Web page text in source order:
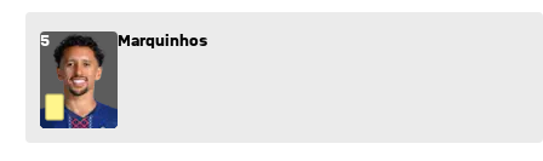
5 Marquinhos